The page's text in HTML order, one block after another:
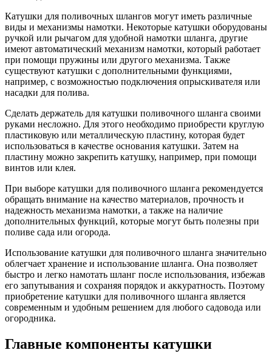
Катушки для поливочных шлангов могут иметь различные
виды и механизмы намотки. Некоторые катушки оборудованы
ручкой или рычагом для удобной намотки шланга, другие
имеют автоматический механизм намотки, который работает
при помощи пружины или другого механизма. Также
существуют катушки с дополнительными функциями,
например, с возможностью подключения опрыскивателя или
насадки для полива.
Сделать держатель для катушки поливочного шланга своими
руками несложно. Для этого необходимо приобрести круглую
пластиковую или металлическую пластину, которая будет
использоваться в качестве основания катушки. Затем на
пластину можно закрепить катушку, например, при помощи
винтов или клея.
При выборе катушки для поливочного шланга рекомендуется
обращать внимание на качество материалов, прочность и
надежность механизма намотки, а также на наличие
дополнительных функций, которые могут быть полезны при
поливе сада или огорода.
Использование катушки для поливочного шланга значительно
облегчает хранение и использование шланга. Она позволяет
быстро и легко намотать шланг после использования, избежав
его запутывания и сохраняя порядок и аккуратность. Поэтому
приобретение катушки для поливочного шланга является
современным и удобным решением для любого садовода или
огородника.
Главные компоненты катушки